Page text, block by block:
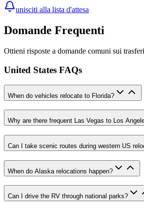
unisciti alla lista d'attesa
Domande Frequenti
Ottieni risposte a domande comuni sui
United States FAQs
When do vehicles relocate to Florida?
Why are there frequent Las Vegas to Los
Can I take scenic routes during western US
When do Alaska relocations happen?
Can I drive the RV through national parks?